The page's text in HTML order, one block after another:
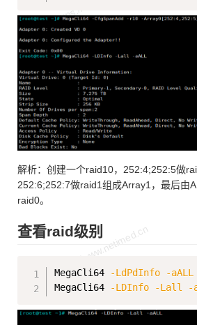
解析：创建一个raid10，252:4;252:5做
252:6;252:7做raid1组成Array1，最后由
raid0。
查看raid级别
MegaCli64 -LdPdInfo -aALL
MegaCli64
-LDInfo -Lall -